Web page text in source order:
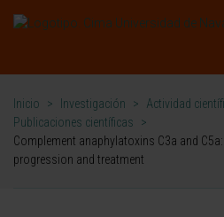
Inicio > Investigación > Actividad
Publicaciones científicas
>
Complement anaphylatoxins C3a and
progression and treatment